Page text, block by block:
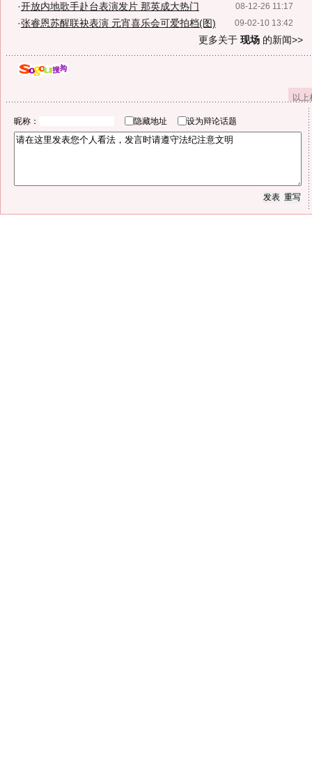
08-12-26 11:17
·开放内地歌手赴台表演发片 那英成大热门
09-02-10 13:42
·张睿恩苏醒联袂表演 元宵喜乐会可爱拍档(图)
更多关于 现场 的新闻>>
以
昵称： 隐藏地址 设为辩论话题